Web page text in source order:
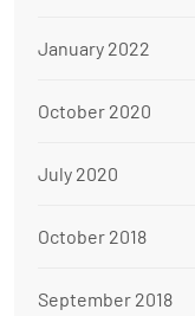
January 2022
October 2020
July 2020
October 2018
September 2018